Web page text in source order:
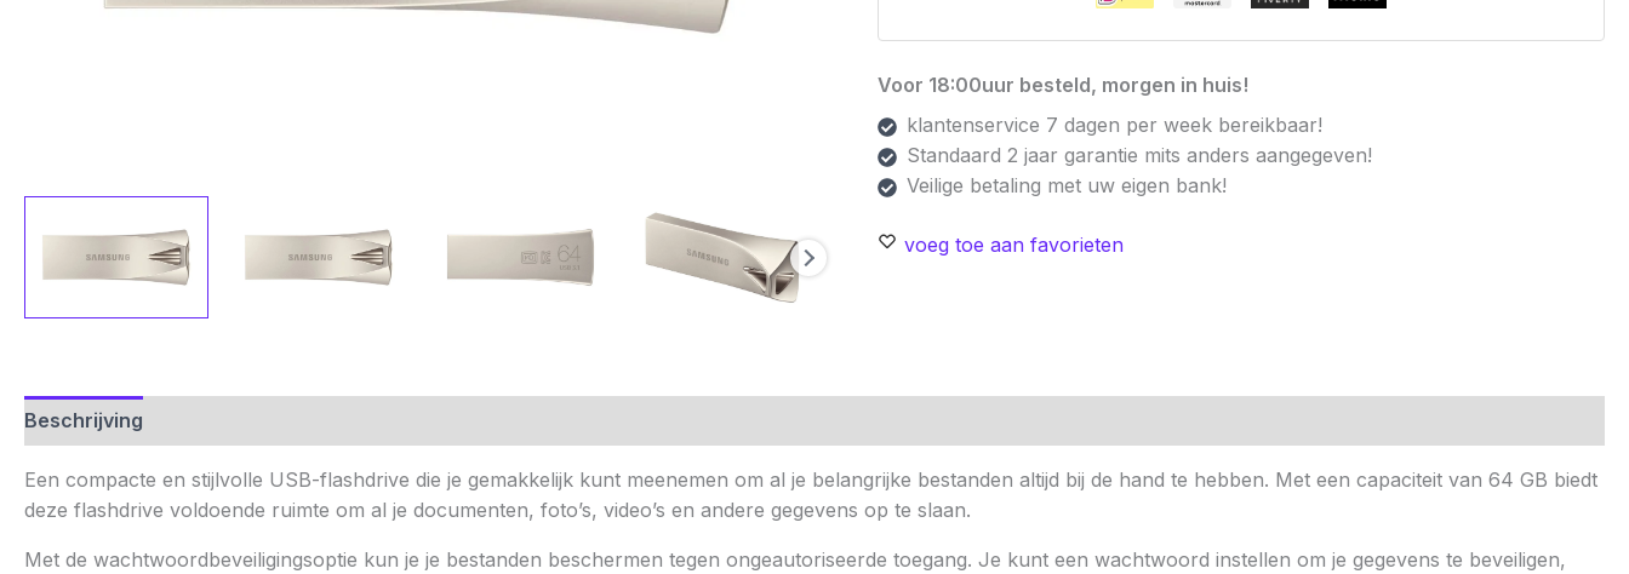
Voor 18:00uur besteld, morgen in huis!
klantenservice 7 dagen per week bereikbaar!
Standaard 2 jaar garantie mits anders aangegeven!
Veilige betaling met uw eigen bank!
voeg toe aan favorieten
Beschrijving
Een compacte en stijlvolle USB-flashdrive die je gemakkelijk kunt meenemen om al je belangrijke bestanden altijd bij de hand te hebben. Met een capaciteit van 64 GB biedt
deze flashdrive voldoende ruimte om al je documenten, foto’s, video’s en andere gegevens op te slaan.
Met de wachtwoordbeveiligingsoptie kun je je bestanden beschermen tegen ongeautoriseerde toegang. Je kunt een wachtwoord instellen om je gegevens te beveiligen,